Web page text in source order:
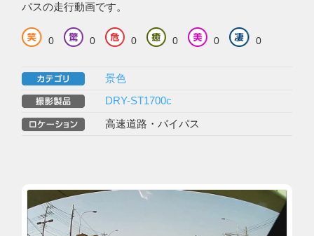
パスの走行動画です。
0 0 0 0 0 0
景色
DRY-ST1700c
高速道路・バイパス